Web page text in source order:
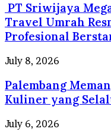
Mega
Wisata,
Perusahaan
Travel
Umrah
Resmi
dengan
Pelayanan
Profesional
Internasional
PT Sriwijaya
Travel Umrah
Profesional
Palembang
Kota
Makan,
Surga
Kuliner
yang
July 8, 2026
Palembang
Kuliner yang
Tips
July 6, 2026